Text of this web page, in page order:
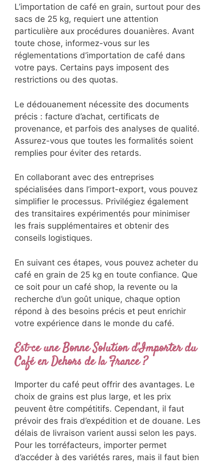
L’importation de café en grain, surtout pour des
sacs de 25 kg, requiert une attention
particulière aux procédures douanières. Avant
toute chose, informez-vous sur les
réglementations d’importation de café dans
votre pays. Certains pays imposent des
restrictions ou des quotas.
Le dédouanement nécessite des documents
précis : facture d’achat, certificats de
provenance, et parfois des analyses de qualité.
Assurez-vous que toutes les formalités soient
remplies pour éviter des retards.
En collaborant avec des entreprises
spécialisées dans l’import-export, vous pouvez
simplifier le processus. Privilégiez également
des transitaires expérimentés pour minimiser
les frais supplémentaires et obtenir des
conseils logistiques.
En suivant ces étapes, vous pouvez acheter du
café en grain de 25 kg en toute confiance. Que
ce soit pour un café shop, la revente ou la
recherche d’un goût unique, chaque option
répond à des besoins précis et peut enrichir
votre expérience dans le monde du café.
Est-ce une Bonne Solution d’Importer du
Café en Dehors de la France ?
Importer du café peut offrir des avantages. Le
choix de grains est plus large, et les prix
peuvent être compétitifs. Cependant, il faut
prévoir des frais d’expédition et de douane. Les
délais de livraison varient aussi selon les pays.
Pour les torréfacteurs, importer permet
d’accéder à des variétés rares, mais il faut bien